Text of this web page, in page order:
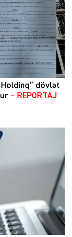
Holdinq” dövlət
– REPORTAJ